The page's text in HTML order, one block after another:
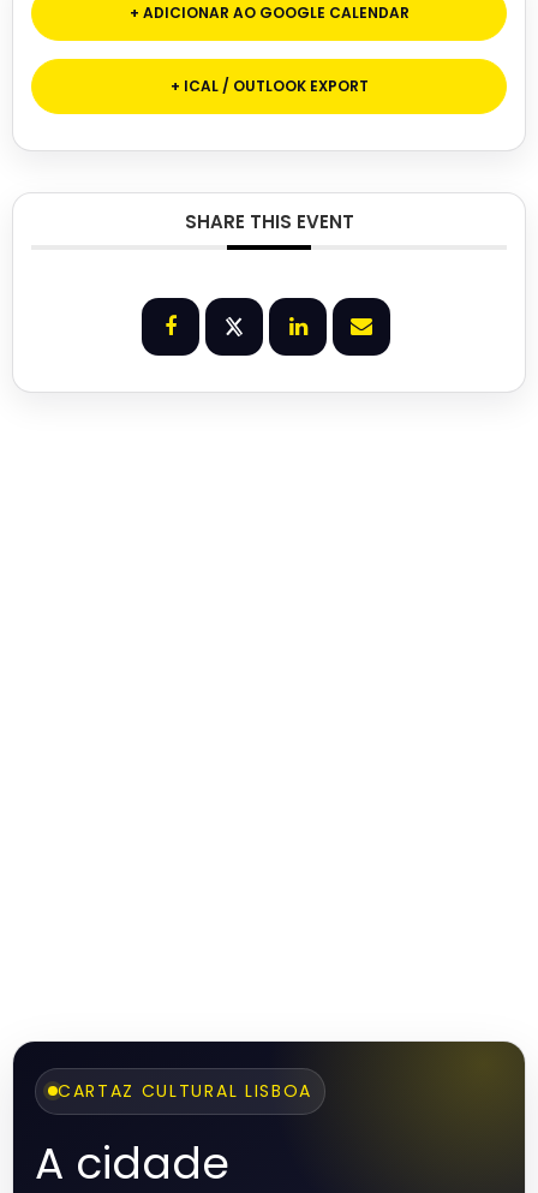
+ ADICIONAR AO GOOGLE CALENDAR
+ ICAL / OUTLOOK EXPORT
SHARE THIS EVENT
CARTAZ CULTURAL LISBOA
A cidade